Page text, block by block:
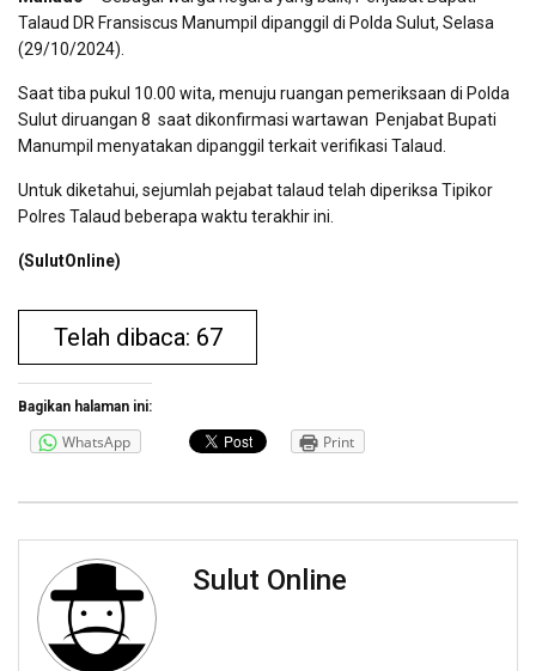
Talaud DR Fransiscus Manumpil dipanggil di Polda Sulut, Selasa
(29/10/2024).
Saat tiba pukul 10.00 wita, menuju ruangan pemeriksaan di Polda
Sulut diruangan 8 saat dikonfirmasi wartawan Penjabat Bupati
Manumpil menyatakan dipanggil terkait verifikasi Talaud.
Untuk diketahui, sejumlah pejabat talaud telah diperiksa Tipikor
Polres Talaud beberapa waktu terakhir ini.
(SulutOnline)
Telah dibaca: 67
Bagikan halaman ini:
WhatsApp Print
Sulut Online